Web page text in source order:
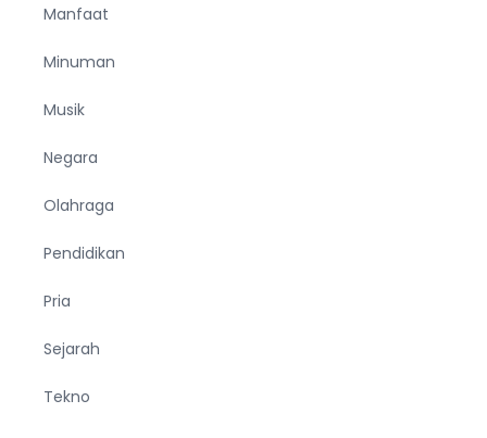
Manfaat
Minuman
Musik
Negara
Olahraga
Pendidikan
Pria
Sejarah
Tekno